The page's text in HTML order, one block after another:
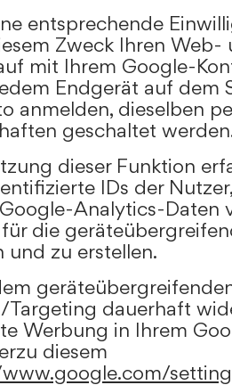
entsprechende
Zweck Ihren
mit Ihrem Google-
Endgerät auf dem
anmelden, dieselben
geschaltet
dieser Funktion
IDs der
Analytics-Daten
die
und zu erstellen.
Targeting dauerhaft
Werbung in Ihrem
diesem